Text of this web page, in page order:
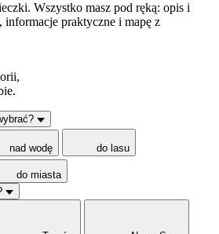
Wszystko masz pod ręką: opis i
praktyczne i mapę z
nad wodę do lasu
do miasta